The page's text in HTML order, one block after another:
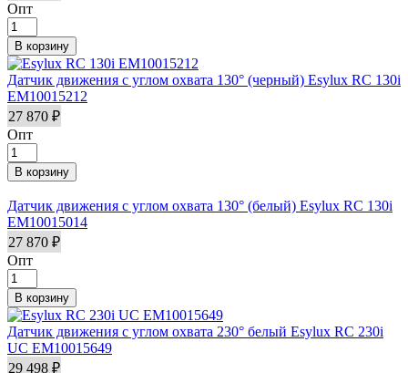
Опт
Датчик движения с углом охвата 130° (черный) Esylux RC 130i
EM10015212
27 870 ₽
Опт
Датчик движения с углом охвата 130° (белый) Esylux RC 130i
EM10015014
27 870 ₽
Опт
Датчик движения с углом охвата 230° белый Esylux RC 230i
UC EM10015649
29 498 ₽